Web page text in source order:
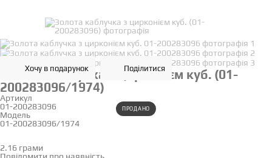
ПРОДАНО
Хочу в подарунок Поділитися
Золота каблучка з цирконієм куб. (01-
200283096/1974)
Артикул
01-200283096
Модель
01-200283096/1974
2.16 грами